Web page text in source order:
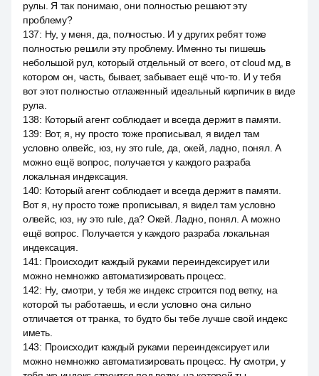
рулы. Я так понимаю, они полностью решают эту
проблему?
137: Ну, у меня, да, полностью. И у других ребят тоже
полностью решили эту проблему. Именно ты пишешь
небольшой рул, который отдельный от всего, от cloud мд, в
котором он, часть, бывает, забывает ещё что-то. И у тебя
вот этот полностью отлаженный идеальный кирпичик в виде
рула.
138: Который агент соблюдает и всегда держит в памяти.
139: Вот, я, ну просто тоже прописывал, я видел там
условно олвейс, юз, ну это rule, да, окей, ладно, понял. А
можно ещё вопрос, получается у каждого разраба
локальная индексация.
140: Который агент соблюдает и всегда держит в памяти.
Вот я, ну просто тоже прописывал, я видел там условно
олвейс, юз, ну это rule, да? Окей. Ладно, понял. А можно
ещё вопрос. Получается у каждого разраба локальная
индексация.
141 : Происходит каждый руками переиндексирует или
можно немножко автоматизировать процесс.
142: Ну, смотри, у тебя же индекс строится под ветку, на
которой ты работаешь, и если условно она сильно
отличается от транка, то будто бы тебе лучше свой индекс
иметь.
143: Происходит каждый руками переиндексирует или
можно немножко автоматизировать процесс. Ну смотри, у